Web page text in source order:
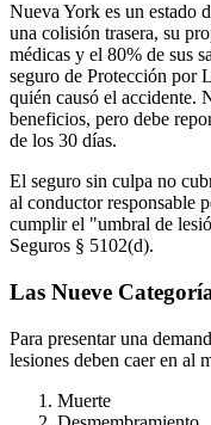
Nueva York es un estado
una colisión trasera, su
médicas y el 80% de sus
seguro de Protección por
quién causó el accidente.
beneficios, pero debe
de los 30 días.
El seguro sin culpa no
al conductor responsable
cumplir el "umbral de
Seguros § 5102(d).
Las Nueve
Para presentar una
lesiones deben caer en al
Muerte